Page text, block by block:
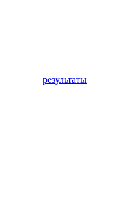
результаты